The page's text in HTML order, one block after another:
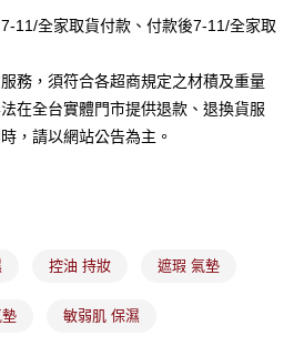
大哥大用戶可立即使用無須另外申請。
金額請依後續交易確認頁面所載為準。
認交易或遇審核未通過，訂單將自動取
況，表示未達大哥付你分期系統評分，恕無
大哥付你分期」於每月結算日後寄送繳費提
以上)免運費
11/全家取貨付款、付款後7-11/全家取
務，須符合各超商規定之材積及重量
在全台實體門市提供退款、退換貨服
，請以網站公告為主。
控油 持妝 遮瑕 氣墊
敏弱肌 保濕